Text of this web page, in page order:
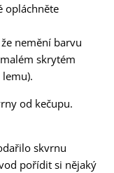
opláchněte
nemění barvu
skrytém
od kečupu.
skvrnu
pořídit si nějaký